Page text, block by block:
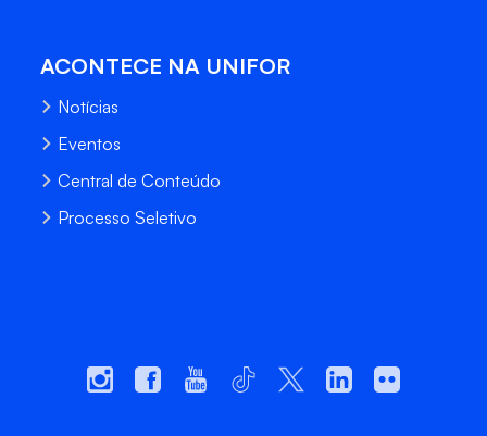
ACONTECE NA UNIFOR
Notícias
Eventos
Central de Conteúdo
Processo Seletivo